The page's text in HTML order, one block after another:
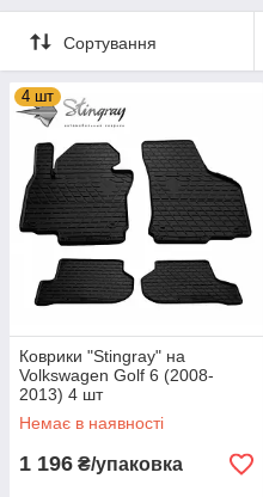
Сортування
4 шт
Коврики "Stingray" на
Volkswagen Golf 6 (2008-
2013) 4 шт
Немає в наявності
1 196 ₴/упаковка